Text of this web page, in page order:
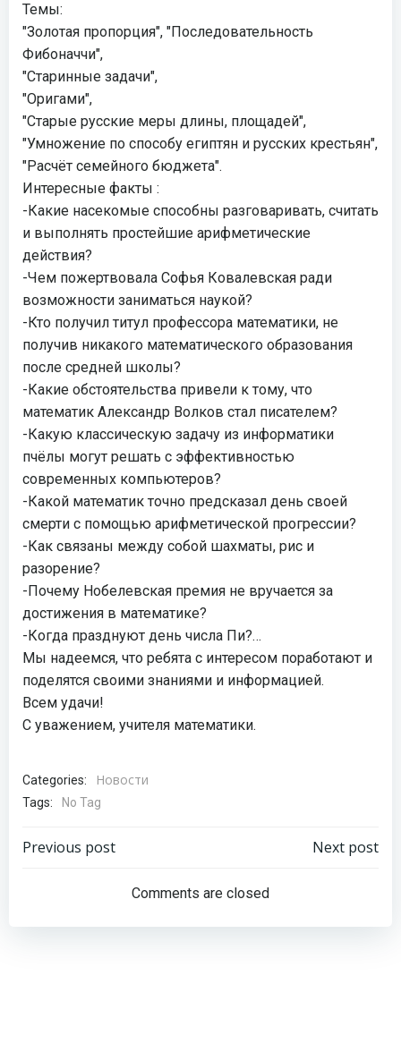
Темы:
"Золотая пропорция", "Последовательность
Фибоначчи",
"Старинные задачи",
"Оригами",
"Старые русские меры длины, площадей",
"Умножение по способу египтян и русских крестьян",
"Расчёт семейного бюджета".
Интересные факты :
-Какие насекомые способны разговаривать, считать
и выполнять простейшие арифметические
действия?
-Чем пожертвовала Софья Ковалевская ради
возможности заниматься наукой?
-Кто получил титул профессора математики, не
получив никакого математического образования
после средней школы?
-Какие обстоятельства привели к тому, что
математик Александр Волков стал писателем?
-Какую классическую задачу из информатики
пчёлы могут решать с эффективностью
современных компьютеров?
-Какой математик точно предсказал день своей
смерти с помощью арифметической прогрессии?
-Как связаны между собой шахматы, рис и
разорение?
-Почему Нобелевская премия не вручается за
достижения в математике?
-Когда празднуют день числа Пи?…
Мы надеемся, что ребята с интересом поработают и
поделятся своими знаниями и информацией.
Всем удачи!
С уважением, учителя математики.
Categories: Новости
Tags: No Tag
Навигация
записям
Previous post
Навигация
по
записям
Next post
Comments are closed